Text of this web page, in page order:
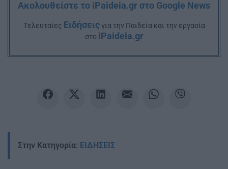
Ακολουθείστε το iPaideia.gr στο Google News
Tελευταίες Ειδήσειςγια την Παιδεία και την εργασία
στο iPaideia.gr
Στην Κατηγορία: ΕΙΔΗΣΕΙΣ